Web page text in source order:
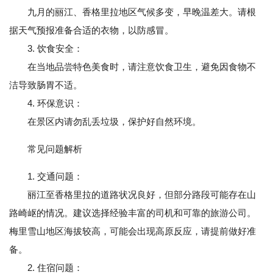
九月的丽江、香格里拉地区气候多变，早晚温差大。请根
据天气预报准备合适的衣物，以防感冒。
3. 饮食安全：
在当地品尝特色美食时，请注意饮食卫生，避免因食物不
洁导致肠胃不适。
4. 环保意识：
在景区内请勿乱丢垃圾，保护好自然环境。
常见问题解析
1. 交通问题：
丽江至香格里拉的道路状况良好，但部分路段可能存在山
路崎岖的情况。建议选择经验丰富的司机和可靠的旅游公司。
梅里雪山地区海拔较高，可能会出现高原反应，请提前做好准
备。
2. 住宿问题：